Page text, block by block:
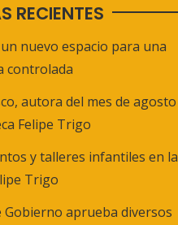
RECIENTES
nuevo espacio para una
controlada
autora del mes de agosto
Felipe Trigo
y talleres infantiles en la
Trigo
Gobierno aprueba diversos